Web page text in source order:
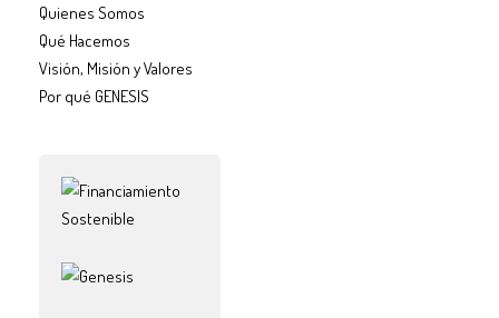
Quienes Somos
Qué Hacemos
Visión, Misión y Valores
Por qué GENESIS